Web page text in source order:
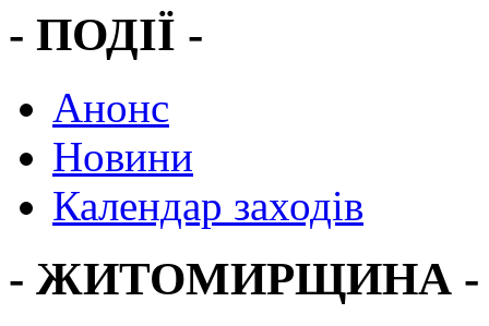
- ПОДІЇ -
Анонс
Новини
Календар заходів
- ЖИТОМИРЩИНА -